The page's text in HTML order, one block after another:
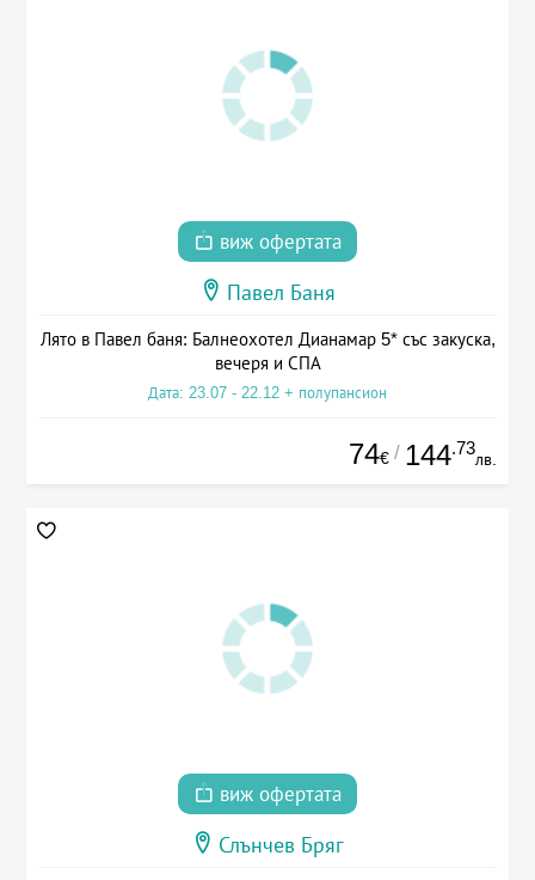
виж офертата
Павел Баня
Лято в Павел баня: Балнеохотел Дианамар 5* със закуска,
вечеря и СПА
Дата: 23.07 - 22.12 + полупансион
74€ / 144.73
лв.
виж офертата
Слънчев Бряг